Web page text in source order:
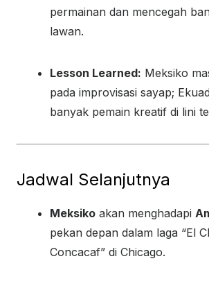
permainan dan mencegah
lawan.
Lesson Learned: Meksiko
pada improvisasi sayap;
banyak pemain kreatif di lini
Jadwal Selanjutnya
Meksiko akan menghadapi
pekan depan dalam laga “El
Concacaf” di Chicago.